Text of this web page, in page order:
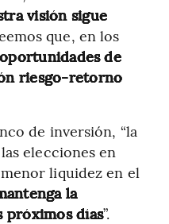
visión sigue
que, en los
de
riesgo-retorno
de inversión, “la
elecciones en
liquidez en el
la
próximos días”.